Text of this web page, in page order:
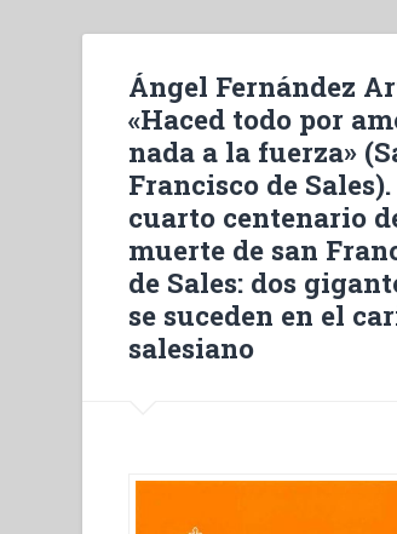
Ángel Fernández
«Haced todo por
nada a la fuerza»
Francisco de
cuarto centenario
muerte de san
de Sales: dos
se suceden en el
salesiano